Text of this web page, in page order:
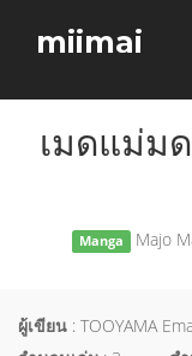
miimai
เมดแม่ม
Manga Majo
ผู้เขียน : TOOYAMA